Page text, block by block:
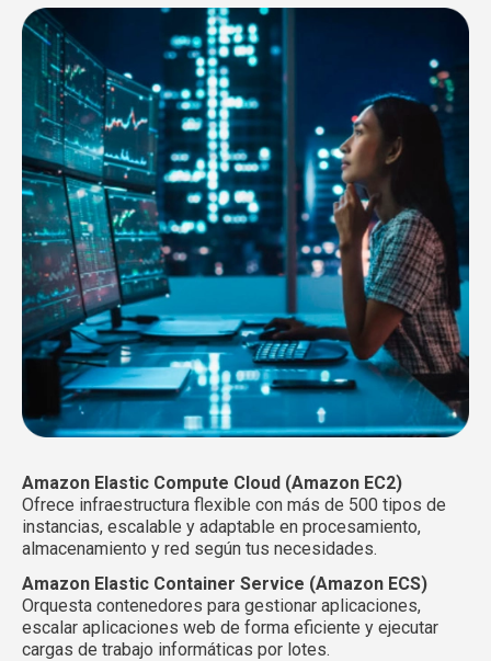
Amazon Elastic Compute Cloud (Amazon EC2)
Ofrece infraestructura flexible con más de 500 tipos de
instancias, escalable y adaptable en procesamiento,
almacenamiento y red según tus necesidades.
Amazon Elastic Container Service (Amazon ECS)
Orquesta contenedores para gestionar aplicaciones,
escalar aplicaciones web de forma eficiente y ejecutar
cargas de trabajo informáticas por lotes.